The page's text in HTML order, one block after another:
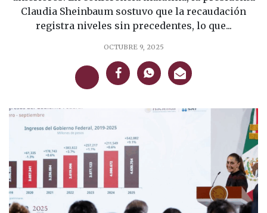
Claudia Sheinbaum sostuvo que la recaudación
registra niveles sin precedentes, lo que...
OCTUBRE 9, 2025